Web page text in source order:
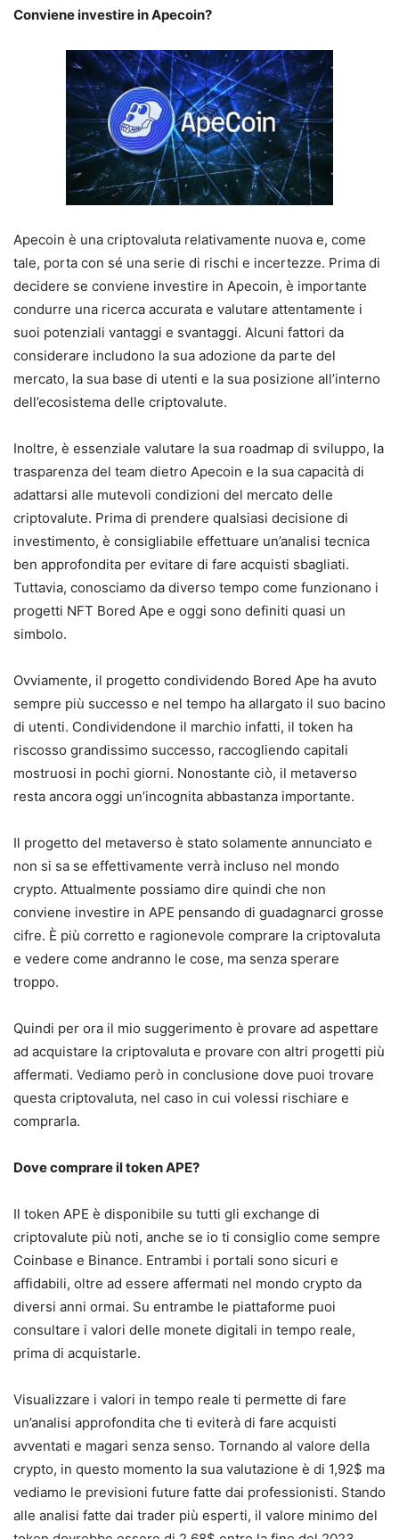
Conviene investire in Apecoin?
Apecoin è una criptovaluta relativamente nuova e, come
tale, porta con sé una serie di rischi e incertezze. Prima di
decidere se conviene investire in Apecoin, è importante
condurre una ricerca accurata e valutare attentamente i
suoi potenziali vantaggi e svantaggi. Alcuni fattori da
considerare includono la sua adozione da parte del
mercato, la sua base di utenti e la sua posizione all’interno
dell’ecosistema delle criptovalute.
Inoltre, è essenziale valutare la sua roadmap di sviluppo, la
trasparenza del team dietro Apecoin e la sua capacità di
adattarsi alle mutevoli condizioni del mercato delle
criptovalute. Prima di prendere qualsiasi decisione di
investimento, è consigliabile effettuare un’analisi tecnica
ben approfondita per evitare di fare acquisti sbagliati.
Tuttavia, conosciamo da diverso tempo come funzionano i
progetti NFT Bored Ape e oggi sono definiti quasi un
simbolo.
Ovviamente, il progetto condividendo Bored Ape ha avuto
sempre più successo e nel tempo ha allargato il suo bacino
di utenti. Condividendone il marchio infatti, il token ha
riscosso grandissimo successo, raccogliendo capitali
mostruosi in pochi giorni. Nonostante ciò, il metaverso
resta ancora oggi un’incognita abbastanza importante.
Il progetto del metaverso è stato solamente annunciato e
non si sa se effettivamente verrà incluso nel mondo
crypto. Attualmente possiamo dire quindi che non
conviene investire in APE pensando di guadagnarci grosse
cifre. È più corretto e ragionevole comprare la criptovaluta
e vedere come andranno le cose, ma senza sperare
troppo.
Quindi per ora il mio suggerimento è provare ad aspettare
ad acquistare la criptovaluta e provare con altri progetti più
affermati. Vediamo però in conclusione dove puoi trovare
questa criptovaluta, nel caso in cui volessi rischiare e
comprarla.
Dove comprare il token APE?
Il token APE è disponibile su tutti gli exchange di
criptovalute più noti, anche se io ti consiglio come sempre
Coinbase e Binance. Entrambi i portali sono sicuri e
affidabili, oltre ad essere affermati nel mondo crypto da
diversi anni ormai. Su entrambe le piattaforme puoi
consultare i valori delle monete digitali in tempo reale,
prima di acquistarle.
Visualizzare i valori in tempo reale ti permette di fare
un’analisi approfondita che ti eviterà di fare acquisti
avventati e magari senza senso. Tornando al valore della
crypto, in questo momento la sua valutazione è di 1,92$ ma
vediamo le previsioni future fatte dai professionisti. Stando
alle analisi fatte dai trader più esperti, il valore minimo del